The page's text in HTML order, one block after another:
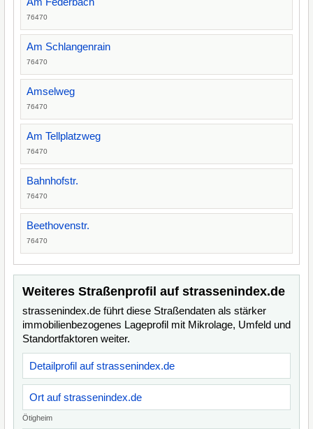
76470
Am Schlangenrain
76470
Amselweg
76470
Am Tellplatzweg
76470
Bahnhofstr.
76470
Beethovenstr.
76470
Weiteres Straßenprofil auf strassenindex.de
strassenindex.de führt diese Straßendaten als stärker
immobilienbezogenes Lageprofil mit Mikrolage, Umfeld und
Standortfaktoren weiter.
Detailprofil auf strassenindex.de
Ort auf strassenindex.de
Ötigheim